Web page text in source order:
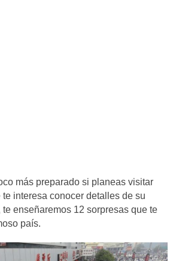
más preparado si planeas visitar
interesa conocer detalles de su
enseñaremos 12 sorpresas que te
país.